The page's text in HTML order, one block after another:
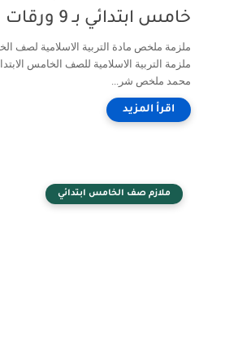
خامس ابتدائي بـ 9 ورقات
ملزمة ملخص مادة التربية الاسلامية لصف
ملزمة التربية الاسلامية للصف الخامس
محمد ملخص شر...
ملازم صف الخامس ابتدائي